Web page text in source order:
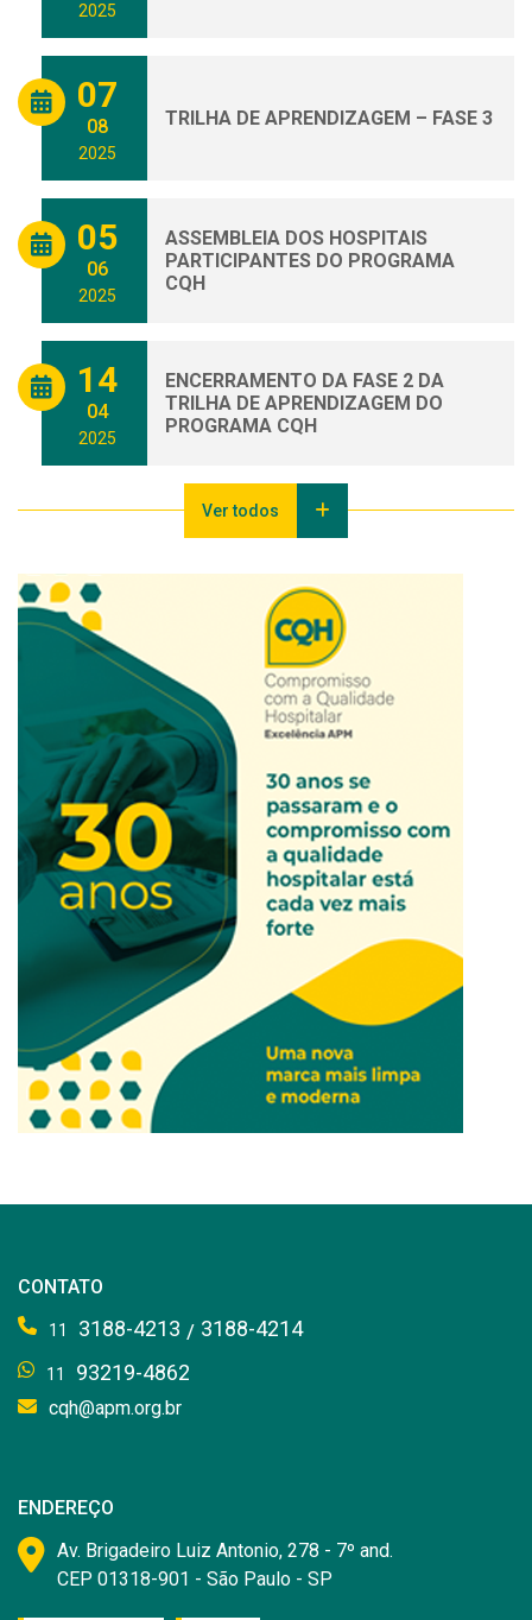
2025
07
08
2025
TRILHA DE APRENDIZAGEM – FASE 3
05
06
2025
ASSEMBLEIA DOS HOSPITAIS
PARTICIPANTES DO PROGRAMA
CQH
14
04
2025
ENCERRAMENTO DA FASE 2 DA
TRILHA DE APRENDIZAGEM DO
PROGRAMA CQH
Ver todos
CONTATO
11 3188-4213 / 3188-4214
11 93219-4862
cqh@apm.org.br
ENDEREÇO
Av. Brigadeiro Luiz Antonio, 278 - 7º and.
CEP 01318-901 - São Paulo - SP